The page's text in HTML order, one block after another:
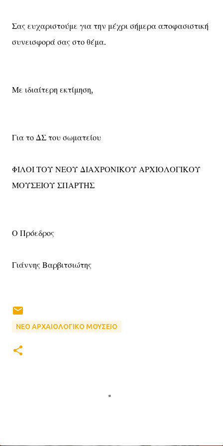
Σας ευχαριστούμε για την μέχρι σήμερα αποφασιστική
συνεισφορά σας στο θέμα.
Με ιδιαίτερη εκτίμηση,
Για το ΔΣ του σωματείου
ΦΙΛΟΙ ΤΟΥ ΝΕΟΥ ΔΙΑΧΡΟΝΙΚΟΥ ΑΡΧΙΟΛΟΓΙΚΟΥ
ΜΟΥΣΕΙΟΥ ΣΠΑΡΤΗΣ
Ο Πρόεδρος
Γιάννης Βαρβιτσιώτης
ΝΕΟ ΑΡΧΑΙΟΛΟΓΙΚΟ ΜΟΥΣΕΙΟ